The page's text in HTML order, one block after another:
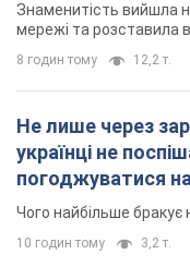
Знаменитість вийшла
мережі та розставила
8 годин тому 12,2 т.
Не лише через
українці не
погоджуватися на
Чого найбільше бракує
10 годин тому 3,2 т.